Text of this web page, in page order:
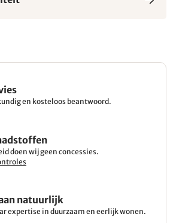
en kosteloos beantwoord.
doen wij geen concessies.
natuurlijk
expertise in duurzaam en eerlijk wonen.